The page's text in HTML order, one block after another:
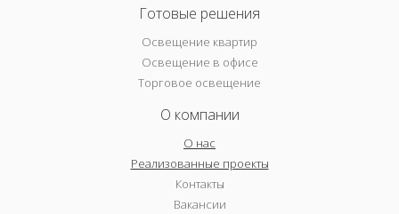
Готовые решения
Освещение квартир
Освещение в офисе
Торговое освещение
О компании
О нас
Реализованные проекты
Контакты
Вакансии